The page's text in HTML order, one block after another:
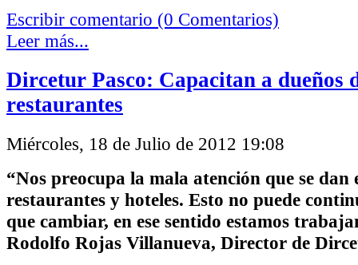
Escribir comentario (0 Comentarios)
Leer más...
Dircetur Pasco: Capacitan a dueños
restaurantes
Miércoles, 18 de Julio de 2012 19:08
“Nos preocupa la mala atención que se dan
restaurantes y hoteles. Esto no puede
que cambiar, en ese sentido estamos
Rodolfo Rojas Villanueva, Director de